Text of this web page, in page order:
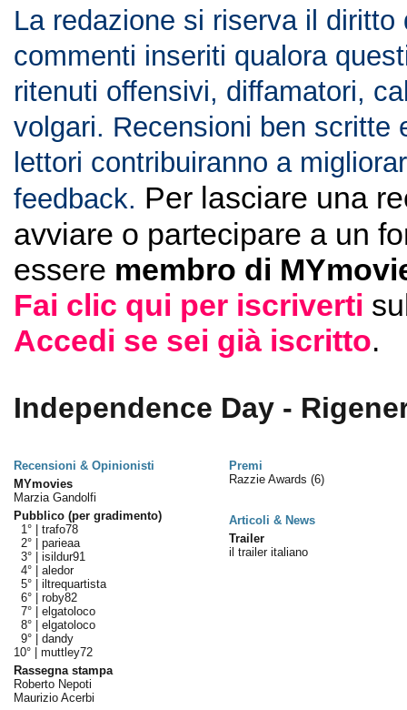
La redazione si riserva il diritto
commenti inseriti qualora
ritenuti offensivi, diffamatori,
volgari. Recensioni ben scritte
lettori contribuiranno a
feedback. Per lasciare una
avviare o partecipare a un
essere membro di
Fai clic qui per iscriverti
Accedi se sei già iscritto.
Independence Day -
Recensioni & Opinionisti
Premi
MYmovies
Marzia Gandolfi
Pubblico (per gradimento)
1° | trafo78
2° | parieaa
3° | isildur91
4° | aledor
5° | iltrequartista
6° | roby82
7° | elgatoloco
8° | elgatoloco
9° | dandy
10° | muttley72
Rassegna stampa
Roberto Nepoti
Maurizio Acerbi
Razzie Awards (6)
Articoli & News
Trailer
il trailer italiano